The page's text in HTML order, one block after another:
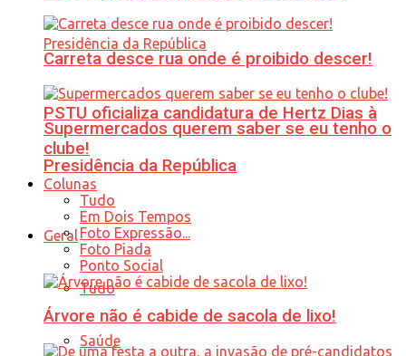
PSTU oficializa candidatura de Hertz Dias à
Presidência da República
Geral
Tudo
Saúde
Carreta desce rua onde é proibido descer!
Supermercados querem saber se eu tenho o
clube!
Colunas
Tudo
Em Dois Tempos
Foto Expressão...
Foto Piada
Ponto Social
Árvore não é cabide de sacola de lixo!